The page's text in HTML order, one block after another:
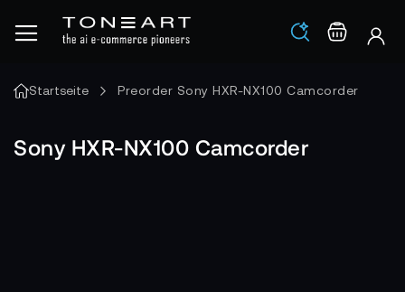
Los
Startseite Preorder Sony HXR-NX100 Camcorder
Sony HXR-NX100 Camcorder